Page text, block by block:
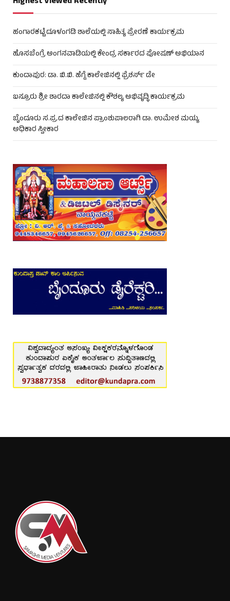
ಹಂಗಾರಕಟ್ಟೆ ದೂಳಂಗಡಿ ಶಾಲೆಯಲ್ಲಿ ಸಾಹಿತ್ಯ ಪ್ರೇರಣೆ ಕಾರ್ಯಕ್ರಮ
ಹೊಸಬೆಂಗ್ರೆ ಅಂಗನವಾಡಿಯಲ್ಲಿ ಕೇಂದ್ರ ಸರ್ಕಾರದ ಪೋಷಣ್ ಅಭಿಯಾನ
ಕುಂದಾಪುರ: ಡಾ. ಬಿ.ಬಿ. ಹೆಗ್ಡೆ ಕಾಲೇಜಿನಲ್ಲಿ ಫ್ರೆಶರ್ಸ್ ಡೇ
ಬಸ್ರೂರು ಶ್ರೀ ಶಾರದಾ ಕಾಲೇಜಿನಲ್ಲಿ ಕೌಶಲ್ಯ ಅಭಿವೃದ್ಧಿ ಕಾರ್ಯಕ್ರಮ
ಬೈಂದೂರು ಸ.ಪ್ರ.ದ ಕಾಲೇಜಿನ ಪ್ರಾಂಶುಪಾಲರಾಗಿ ಡಾ. ಉಮೇಶ ಮಯ್ಯ
ಅಧಿಕಾರ ಸ್ವೀಕಾರ